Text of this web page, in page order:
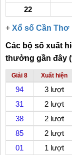
22
+ Xổ số Cần Thơ
Các bộ số xuất
thưởng gần đây
Giải 8 Xuất hiện
94 3 lượt
31
2 lượt
38
2 lượt
85
2 lượt
01
1 lượt